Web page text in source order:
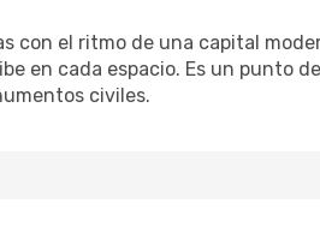
con el ritmo de una capital
en cada espacio. Es un punto
civiles.